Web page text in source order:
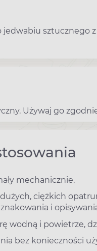
jedwabiu
Używaj go
mechanicznie.
ciężkich
i
wodną i powietrze,
bez konieczności